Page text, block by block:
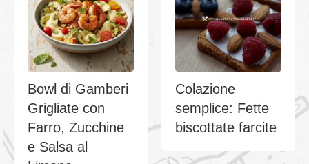
Bowl di Gamberi
Grigliate con
Farro, Zucchine
e Salsa al
Colazione
semplice: Fette
biscottate farcite